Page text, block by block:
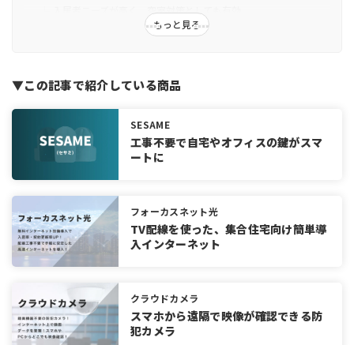
もっと見る
入居者ニーズが高く、空室対策としても有効
マンションオーナーにおすすめのインターネット光回線5
レジデンシャルインターネット（RIXIO）
JNETS
CITV
マンションにインターネット光回線を導入する際の費用
相場
初期費用（工事費）
月額費用（ランニングコスト）
費用検討時の注意点
マンション向けインターネット光回線の選び方
費用で選ぶ
回線速度で選ぶ
▼この記事で紹介している商品
SESAME
工事不要で自宅やオフィスの鍵がスマ
ートに
フォーカスネット光
TV配線を使った、集合住宅向け簡単導
入インターネット
クラウドカメラ
スマホから遠隔で映像が確認できる防
犯カメラ